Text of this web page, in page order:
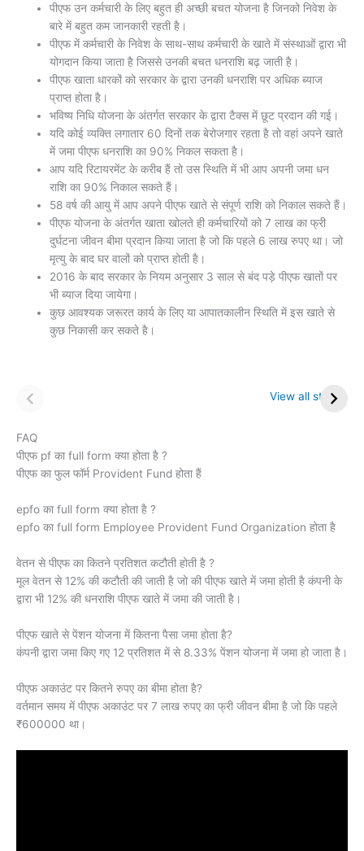
पीएफ उन कर्मचारी के लिए बहुत ही अच्छी बचत योजना है जिनको निवेश के
बारे में बहुत कम जानकारी रहती है।
पीएफ में कर्मचारी के निवेश के साथ-साथ कर्मचारी के खाते में संस्थाओं द्वारा भी
योगदान किया जाता है जिससे उनकी बचत धनराशि बढ़ जाती है।
पीएफ खाता धारकों को सरकार के द्वारा उनकी धनराशि पर अधिक ब्याज
प्राप्त होता है।
भविष्य निधि योजना के अंतर्गत सरकार के द्वारा टैक्स में छूट प्रदान की गई।
यदि कोई व्यक्ति लगातार 60 दिनों तक बेरोजगार रहता है तो वहां अपने खाते
में जमा पीएफ धनराशि का 90% निकल सकता है।
आप यदि रिटायरमेंट के करीब हैं तो उस स्थिति में भी आप अपनी जमा धन
राशि का 90% निकाल सकते हैं।
58 वर्ष की आयु में आप अपने पीएफ खाते से संपूर्ण राशि को निकाल सकते हैं।
पीएफ योजना के अंतर्गत खाता खोलते ही कर्मचारियों को 7 लाख का फ्री
दुर्घटना जीवन बीमा प्रदान किया जाता है जो कि पहले 6 लाख रुपए था। जो
मृत्यु के बाद घर वालों को प्राप्त होती है।
2016 के बाद सरकार के नियम अनुसार 3 साल से बंद पड़े पीएफ खातों पर
भी ब्याज दिया जायेगा।
कुछ आवश्यक जरूरत कार्य के लिए या आपातकालीन स्थिति में इस खाते से
कुछ निकासी कर सकते है।
View all stories
(SSY) 5 बड़े अपडेट
FAQ
पीएफ pf का full form क्या होता है ?
पीएफ का फुल फॉर्म Provident Fund होता हैं
epfo का full form क्या होता है ?
epfo का full form Employee Provident Fund Organization होता है
वेतन से पीएफ का कितने प्रतिशत कटौती होती है ?
मूल वेतन से 12% की कटौती की जाती है जो की पीएफ खाते में जमा होती है कंपनी के
द्वारा भी 12% की धनराशि पीएफ खाते में जमा की जाती है।
पीएफ खाते से पेंशन योजना में कितना पैसा जमा होता है?
कंपनी द्वारा जमा किए गए 12 प्रतिशत में से 8.33% पेंशन योजना में जमा हो जाता है।
पीएफ अकाउंट पर कितने रुपए का बीमा होता है?
वर्तमान समय में पीएफ अकाउंट पर 7 लाख रुपए का फ्री जीवन बीमा है जो कि पहले
₹600000 था।